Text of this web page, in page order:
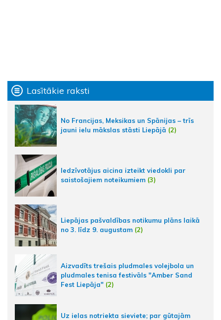
Lasītākie raksti
No Francijas, Meksikas un Spānijas – trīs
jauni ielu mākslas stāsti Liepājā (2)
Iedzīvotājus aicina izteikt viedokli par
saistošajiem noteikumiem (3)
Liepājas pašvaldības notikumu plāns laikā
no 3. līdz 9. augustam (2)
Aizvadīts trešais pludmales volejbola un
pludmales tenisa festivāls "Amber Sand
Fest Liepāja" (2)
Uz ielas notriekta sieviete; par gūtajām